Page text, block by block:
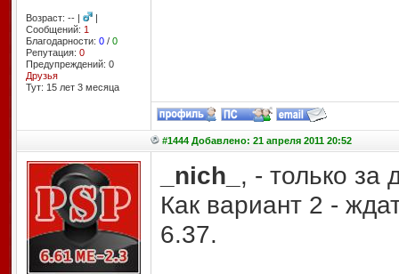
Возраст: -- |
|
Сообщений: 1
Благодарности: 0/ 0
Репутация: 0
Предупреждений: 0
Друзья
Тут: 15 лет 3 месяцa
#1444 Добавлено: 21 апреля 2011 20:52
_nich_ , - только за
Как вариант 2 -
6.37.